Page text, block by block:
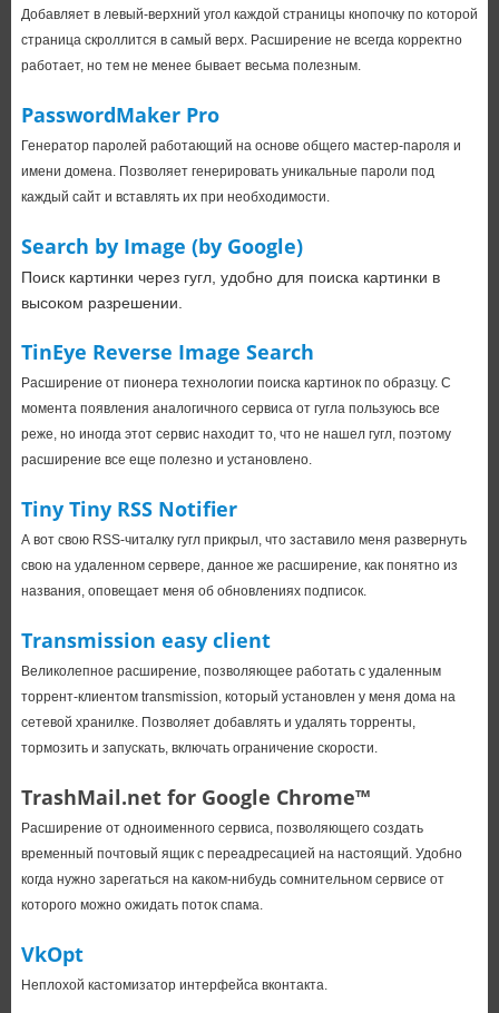
Добавляет в левый-верхний угол каждой страницы кнопочку по которой
страница скроллится в самый верх. Расширение не всегда корректно
работает, но тем не менее бывает весьма полезным.
PasswordMaker Pro
Генератор паролей работающий на основе общего мастер-пароля и
имени домена. Позволяет генерировать уникальные пароли под
каждый сайт и вставлять их при необходимости.
Search by Image (by Google)
Поиск картинки через гугл, удобно для поиска картинки в
высоком разрешении.
TinEye Reverse Image Search
Расширение от пионера технологии поиска картинок по образцу. С
момента появления аналогичного сервиса от гугла пользуюсь все
реже, но иногда этот сервис находит то, что не нашел гугл, поэтому
расширение все еще полезно и установлено.
Tiny Tiny RSS Notifier
А вот свою RSS-читалку гугл прикрыл, что заставило меня развернуть
свою на удаленном сервере, данное же расширение, как понятно из
названия, оповещает меня об обновлениях подписок.
Transmission easy client
Великолепное расширение, позволяющее работать с удаленным
торрент-клиентом transmission, который установлен у меня дома на
сетевой хранилке. Позволяет добавлять и удалять торренты,
тормозить и запускать, включать ограничение скорости.
TrashMail.net for Google Chrome™
Расширение от одноименного сервиса, позволяющего создать
временный почтовый ящик с переадресацией на настоящий. Удобно
когда нужно зарегаться на каком-нибудь сомнительном сервисе от
которого можно ожидать поток спама.
VkOpt
Неплохой кастомизатор интерфейса вконтакта.